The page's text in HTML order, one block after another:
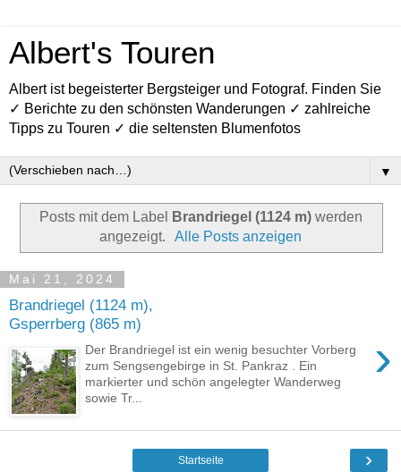
Albert's Touren
Albert ist begeisterter Bergsteiger und Fotograf. Finden Sie
✓ Berichte zu den schönsten Wanderungen ✓ zahlreiche
Tipps zu Touren ✓ die seltensten Blumenfotos
▼
Posts mit dem Label Brandriegel (1124 m)werden
angezeigt.
Alle Posts anzeigen
Mai 21, 2024
Brandriegel (1124 m),
Gsperrberg (865 m)
›
Der Brandriegel ist ein wenig besuchter Vorberg
zum Sengsengebirge in St. Pankraz . Ein
markierter und schön angelegter Wanderweg
sowie Tr...
›
Startseite